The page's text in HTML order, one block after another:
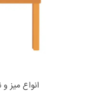
انواع میز